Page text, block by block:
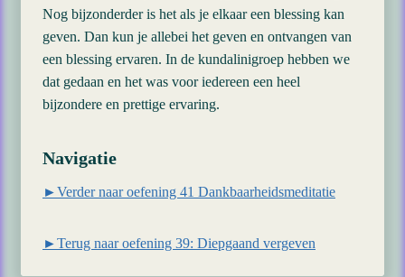
Nog bijzonderder is het als je elkaar een blessing kan
geven. Dan kun je allebei het geven en ontvangen van
een blessing ervaren. In de kundalinigroep hebben we
dat gedaan en het was voor iedereen een heel
bijzondere en prettige ervaring.
Navigatie
►Verder naar oefening 41 Dankbaarheidsmeditatie
►Terug naar oefening 39: Diepgaand vergeven